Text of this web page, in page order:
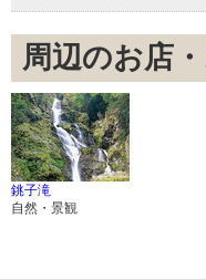
周辺のお店
銚子滝
自然・景観